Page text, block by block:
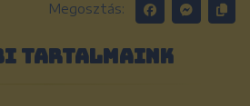
Megosztás:
TARTALMAINK